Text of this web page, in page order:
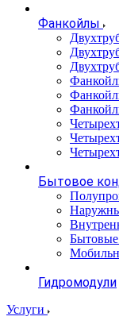
Фанкойлы
Бытовое
Гидромодули
Услуги